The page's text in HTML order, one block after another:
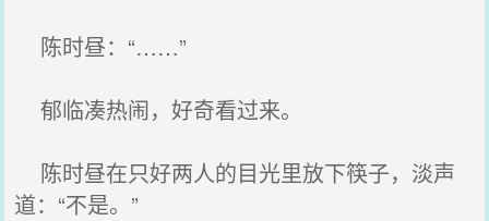
陈时昼：“……”
郁临凑热闹，好奇看过来。
陈时昼在只好两人的目光里放下筷子，淡声
道：“不是。”